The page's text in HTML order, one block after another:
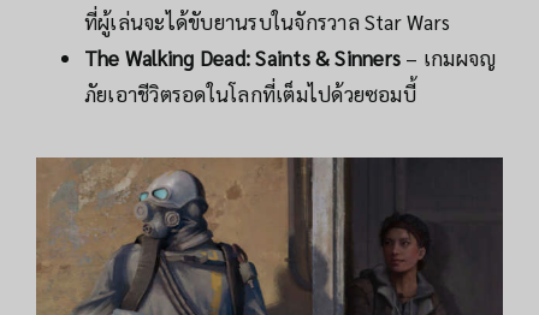
ที่ผู้เล่นจะได้ขับยานรบในจักรวาล Star Wars
The Walking Dead: Saints & Sinners – เกมผจญ
ภัยเอาชีวิตรอดในโลกที่เต็มไปด้วยซอมบี้